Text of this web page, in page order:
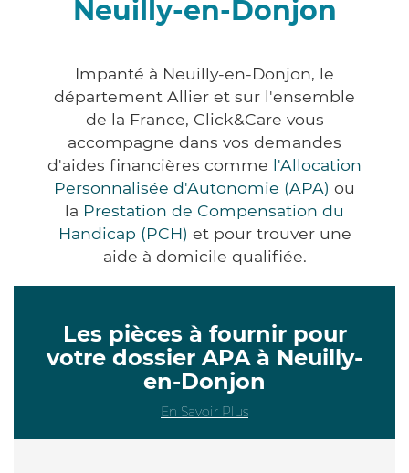
Neuilly-en-Donjon
Impanté à Neuilly-en-Donjon, le
département Allier et sur l'ensemble
de la France, Click&Care vous
accompagne dans vos demandes
d'aides financières comme l'Allocation
Personnalisée d'Autonomie (APA) ou
la Prestation de Compensation du
Handicap (PCH) et pour trouver une
aide à domicile qualifiée.
Les pièces à fournir pour
votre dossier APA à Neuilly-
en-Donjon
En Savoir Plus